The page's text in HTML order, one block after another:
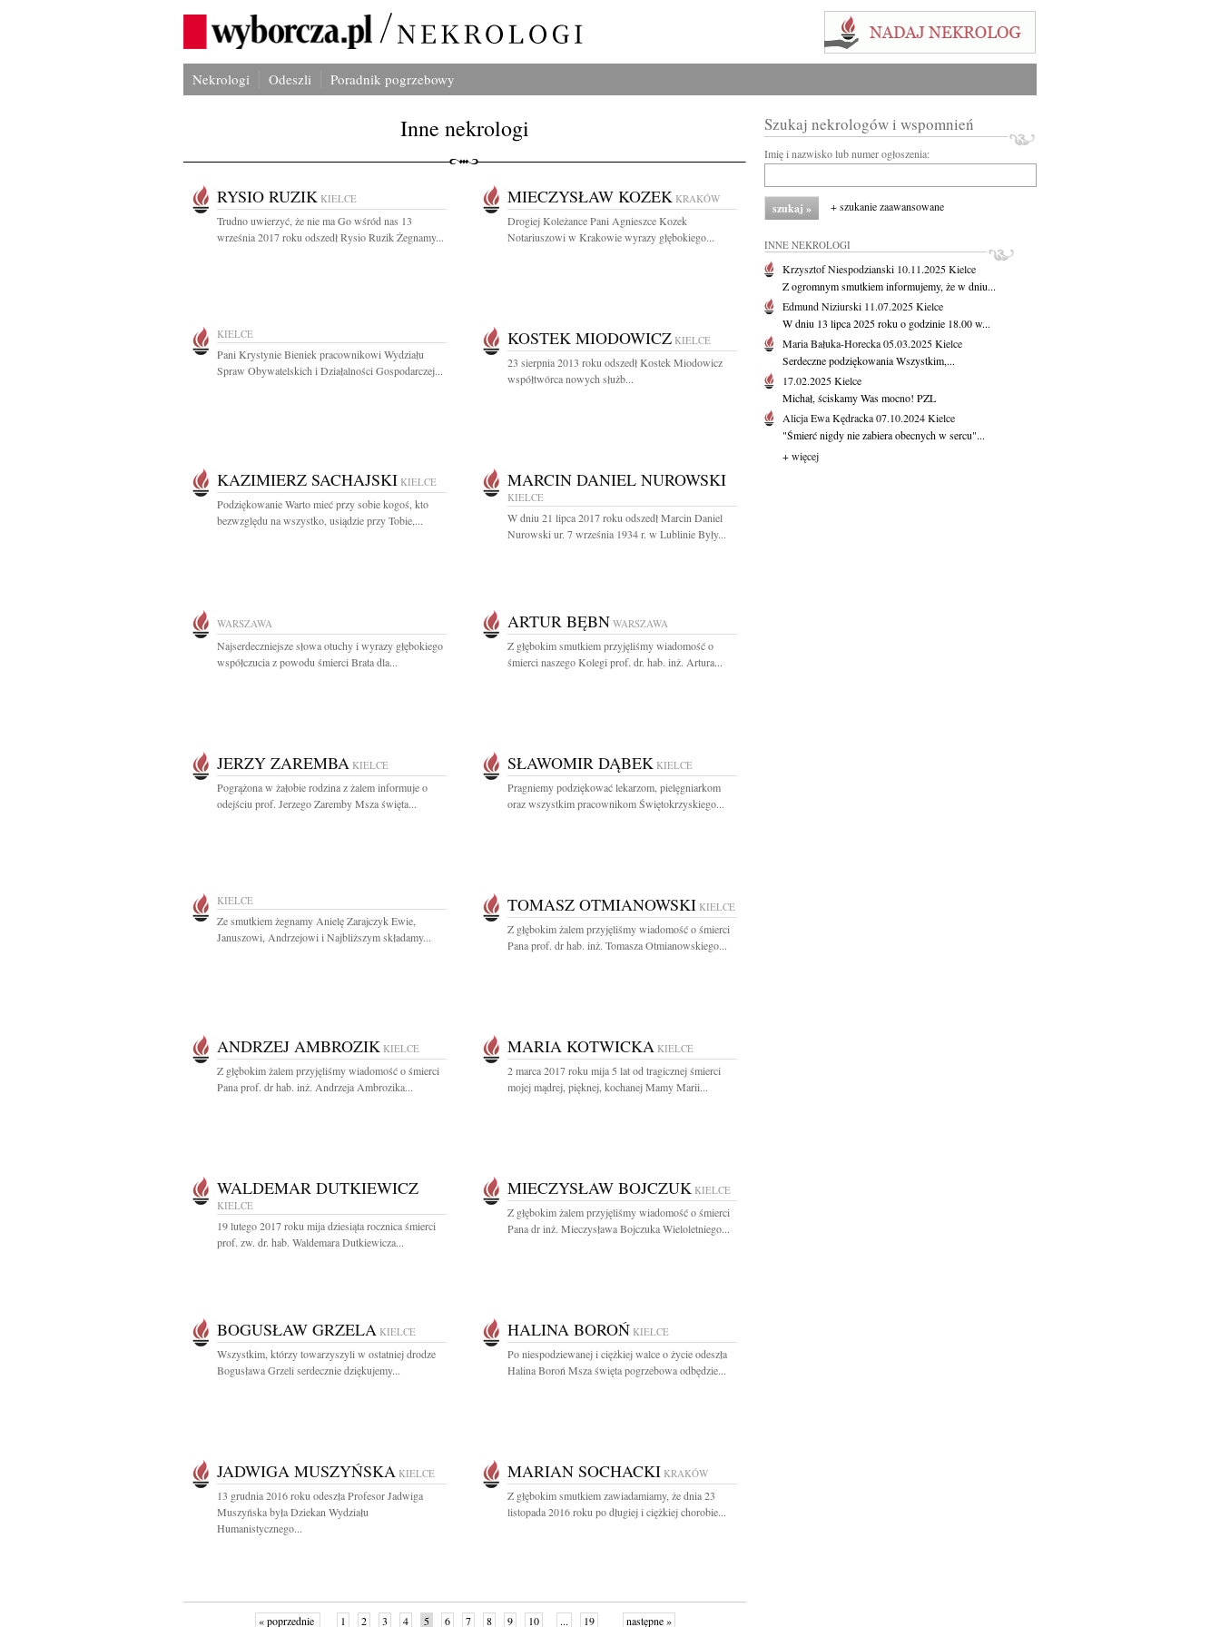
Nekrologi Odeszli Poradnik pogrzebowy
Inne nekrologi
RYSIO RUZIK KIELCE
Trudno uwierzyć, że nie ma Go wśród nas 13
września 2017 roku odszedł Rysio Ruzik Żegnamy...
MIECZYSŁAW KOZEK KRAKÓW
Drogiej Koleżance Pani Agnieszce Kozek
Notariuszowi w Krakowie wyrazy głębokiego...
KIELCE
Pani Krystynie Bieniek pracownikowi Wydziału
Spraw Obywatelskich i Działalności Gospodarczej...
KOSTEK MIODOWICZ KIELCE
23 sierpnia 2013 roku odszedł Kostek Miodowicz
współtwórca nowych służb...
KAZIMIERZ SACHAJSKI KIELCE
Podziękowanie Warto mieć przy sobie kogoś, kto
bezwzględu na wszystko, usiądzie przy Tobie,...
MARCIN DANIEL NUROWSKI
KIELCE
W dniu 21 lipca 2017 roku odszedł Marcin Daniel
Nurowski ur. 7 września 1934 r. w Lublinie Były...
WARSZAWA
Najserdeczniejsze słowa otuchy i wyrazy głębokiego
współczucia z powodu śmierci Brata dla...
ARTUR BĘBN WARSZAWA
Z głębokim smutkiem przyjęliśmy wiadomość o
śmierci naszego Kolegi prof. dr. hab. inż. Artura...
JERZY ZAREMBA KIELCE
Pogrążona w żałobie rodzina z żalem informuje o
odejściu prof. Jerzego Zaremby Msza święta...
SŁAWOMIR DĄBEK KIELCE
Pragniemy podziękować lekarzom, pielęgniarkom
oraz wszystkim pracownikom Świętokrzyskiego...
KIELCE
Ze smutkiem żegnamy Anielę Zarajczyk Ewie,
Januszowi, Andrzejowi i Najbliższym składamy...
TOMASZ OTMIANOWSKI KIELCE
Z głębokim żalem przyjęliśmy wiadomość o śmierci
Pana prof. dr hab. inż. Tomasza Otmianowskiego...
ANDRZEJ AMBROZIK KIELCE
Z głębokim żalem przyjęliśmy wiadomość o śmierci
Pana prof. dr hab. inż. Andrzeja Ambrozika...
MARIA KOTWICKA KIELCE
2 marca 2017 roku mija 5 lat od tragicznej śmierci
mojej mądrej, pięknej, kochanej Mamy Marii...
WALDEMAR DUTKIEWICZ
KIELCE
19 lutego 2017 roku mija dziesiąta rocznica śmierci
prof. zw. dr. hab. Waldemara Dutkiewicza...
MIECZYSŁAW BOJCZUK KIELCE
Z głębokim żalem przyjęliśmy wiadomość o śmierci
Pana dr inż. Mieczysława Bojczuka Wieloletniego...
BOGUSŁAW GRZELA KIELCE
Wszystkim, którzy towarzyszyli w ostatniej drodze
Bogusława Grzeli serdecznie dziękujemy...
HALINA BOROŃ KIELCE
Po niespodziewanej i ciężkiej walce o życie odeszła
Halina Boroń Msza święta pogrzebowa odbędzie...
JADWIGA MUSZYŃSKA KIELCE
13 grudnia 2016 roku odeszła Profesor Jadwiga
Muszyńska była Dziekan Wydziału
Humanistycznego...
MARIAN SOCHACKI KRAKÓW
Z głębokim smutkiem zawiadamiamy, że dnia 23
listopada 2016 roku po długiej i ciężkiej chorobie...
« poprzednie 1 2 3 4 5 6 7 8 9 10 ... 19 następne »
Szukaj nekrologów i wspomnień
Imię i nazwisko lub numer ogłoszenia:
+ szukanie zaawansowane
INNE NEKROLOGI
Krzysztof Niespodzianski 10.11.2025Kielce
Z ogromnym smutkiem informujemy, że w dniu...
Edmund Niziurski 11.07.2025Kielce
W dniu 13 lipca 2025 roku o godzinie 18.00 w...
Maria Bałuka-Horecka05.03.2025Kielce
Serdeczne podziękowania Wszystkim,...
17.02.2025Kielce
Michał, ściskamy Was mocno! PZL
Alicja Ewa Kędracka07.10.2024Kielce
"Śmierć nigdy nie zabiera obecnych w sercu"...
+ więcej